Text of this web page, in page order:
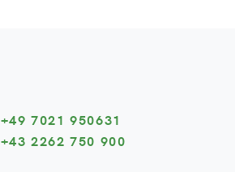
+49 7021 950631
+43 2262 750 900